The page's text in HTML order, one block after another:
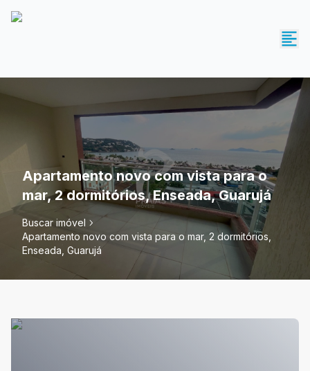
Apartamento novo com vista para o
mar, 2 dormitórios, Enseada, Guarujá
Buscar imóvel
Apartamento novo com vista para o mar, 2 dormitórios,
Enseada, Guarujá